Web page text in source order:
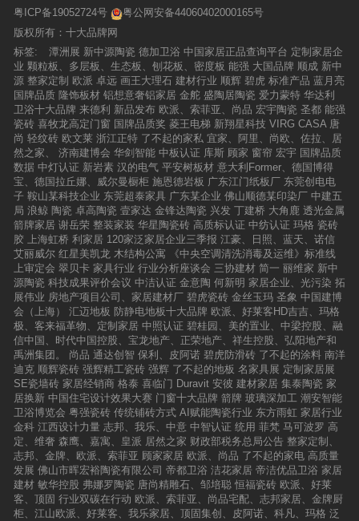
粤ICP备19052724号
粤公网安备44060402000165号
版权所有：十大品牌网
标签:
潭洲展 新中源陶瓷 德加卫浴 中国家居正品查询平台 定制家居企
业 颗粒板、多层板、生态板、刨花板、密度板 能强 大国品牌 顺成 新中
源 整家定制 欧派 卓远 画王大理石 建材行业 顺辉 碧虎 标准产品 蓝月亮
国牌品质 隆饰板材 铝想意奢铝家居 金舵 盛陶居陶瓷 爱力蒙特 华达利
卫浴十大品牌 来德利 新品发布 欧派、索菲亚、尚品 宏宇陶瓷 圣都 能强
瓷砖 喜牧龙高定门窗 国牌品质奖 菱王电梯 新翔星科技 VIRG CASA 唐
尚 轻纹砖 欧文莱 浙江正特 了不起的家私 宜家、阿里、尚欧、佐拉、居
然之家、
济南建博会 华剑智能 中板认证 库斯 顾家 窗帘 宏宇 国牌品质
数据 中灯认证 新岩素 汉的电气 平安树板材 意大利Former、德国博得
宝、德国拉丘娜、威尔曼橱柜 施恩德岩板 广东江门纸板厂 东莞创电电
子 鞍山某科技企业 东莞超泰家具 广东某企业 佛山顺德某印染厂 中建五
局 浪鲸 陶瓷 卓高陶瓷 壹家达 金锋达陶瓷 兴发 丁建桥 大角鹿 透光金属
箭牌家居 谢岳荣 整装家装 华星陶瓷砖 高质标认证 中纺认证 玛格 瓷砖
胶 上海虹桥 利家居 120家泛家居企业三季报 江豪、日照、蓝天、诺信
艾丽威尔 红星美凯龙 木结构公寓
《中央空调清洗消毒及运维》标准线
上审定会 翠贝卡 家具行业 行业分析座谈会 三协建材 简一 丽维家 新中
源陶瓷 科技成果评价会议 中洁认证 金意陶 何新明 家居企业、光污染 拓
展伟业 房地产项目公司、家居建材厂 碧虎瓷砖 金丝玉玛 圣象 中国建博
会（上海）
汇迈地板 防静电地板十大品牌 欧派、好莱客HD吉吉、玛格
极、客来福革物、定制家居 中照认证 碧桂园、美的置业、中梁控股、融
信中国、时代中国控股、宝龙地产、正荣地产、祥生控股、弘阳地产和
禹洲集团。
尚品 通达创智 保利、皮阿诺 碧虎防滑砖 了不起的涂料 南洋
迪克 顺辉瓷砖 强辉精工瓷砖 强辉 了不起的地板 名家具展 定制家居展
SE瓷墙砖 家居经销商 格泰 喜临门 Duravit 安彼 建材家居 集泰陶瓷 家
居换新 中国住宅设计效果大赛 门窗十大品牌 箭牌 玻璃深加工 潮安智能
卫浴博览会 粤强瓷砖 传统铺砖方式 AI赋能陶瓷行业 东方雨虹 家居行业
金科 江西设计力量 志邦、我乐、中意 中智认证 统用 菲梵 马可波罗 高
定、维奢 森鹰、嘉寓、皇派 居然之家 财政部税务总局公告 整家定制、
志邦、金牌、欧派、索菲亚 顾家家居 欧派、尚品 了不起的家电 高质量
发展 佛山市晖宏裕陶瓷有限公司 帝都卫浴 洁花家居 帝洁优品卫浴 家居
建材 敏华控股 弗娜罗陶瓷 唐尚精雕石、邹培聪 恒福瓷砖 欧派、好莱
客、顶固 行业双碳在行动 欧派、索菲亚、尚品宅配、志邦家居、金牌厨
柜、江山欧派、好莱客、我乐家居、顶固集创、皮阿诺、科凡、玛格 泛